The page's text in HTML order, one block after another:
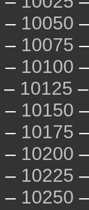
– 10050
– 10075
– 10100
– 10125
– 10150
– 10175
– 10200
– 10225
– 10250